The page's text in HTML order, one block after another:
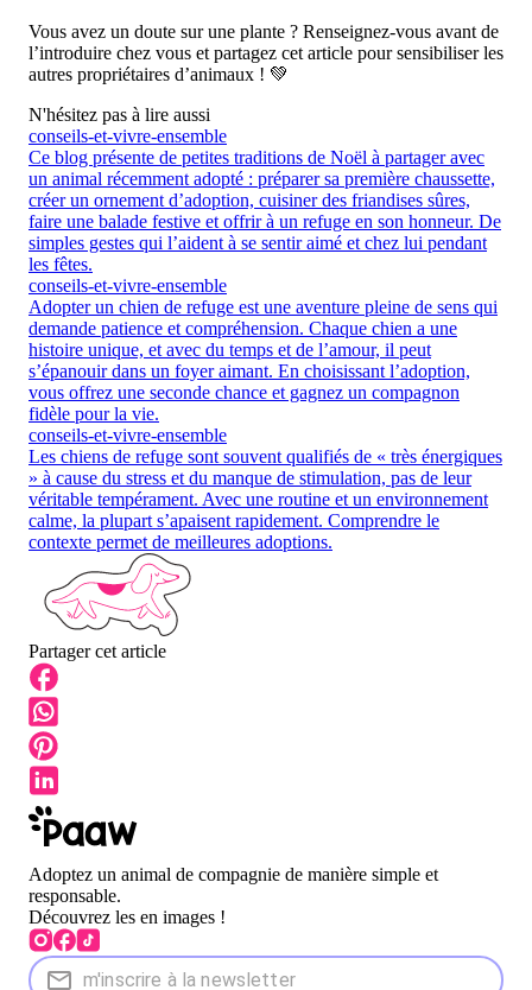
Vous avez un doute sur une plante ? Renseignez-vous avant de
l’introduire chez vous et partagez cet article pour sensibiliser les
autres propriétaires d’animaux ! 💚
N'hésitez pas à lire aussi
conseils-et-vivre-ensemble
Ce blog présente de petites traditions de Noël à partager avec
un animal récemment adopté : préparer sa première chaussette,
créer un ornement d’adoption, cuisiner des friandises sûres,
faire une balade festive et offrir à un refuge en son honneur. De
simples gestes qui l’aident à se sentir aimé et chez lui pendant
les fêtes.
conseils-et-vivre-ensemble
Adopter un chien de refuge est une aventure pleine de sens qui
demande patience et compréhension. Chaque chien a une
histoire unique, et avec du temps et de l’amour, il peut
s’épanouir dans un foyer aimant. En choisissant l’adoption,
vous offrez une seconde chance et gagnez un compagnon
fidèle pour la vie.
conseils-et-vivre-ensemble
Les chiens de refuge sont souvent qualifiés de « très énergiques
» à cause du stress et du manque de stimulation, pas de leur
véritable tempérament. Avec une routine et un environnement
calme, la plupart s’apaisent rapidement. Comprendre le
contexte permet de meilleures adoptions.
Partager cet article
Adoptez un animal de compagnie de manière simple et
responsable.
Découvrez les en images !